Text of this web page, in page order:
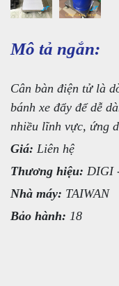
Mô tả ngắn:
Cân bàn điện tử là
bánh xe đẩy để dễ
nhiều lĩnh vực, ứng
Giá: Liên hệ
Thương hiệu: DIGI
Nhà máy: TAIWAN
Bảo hành: 18